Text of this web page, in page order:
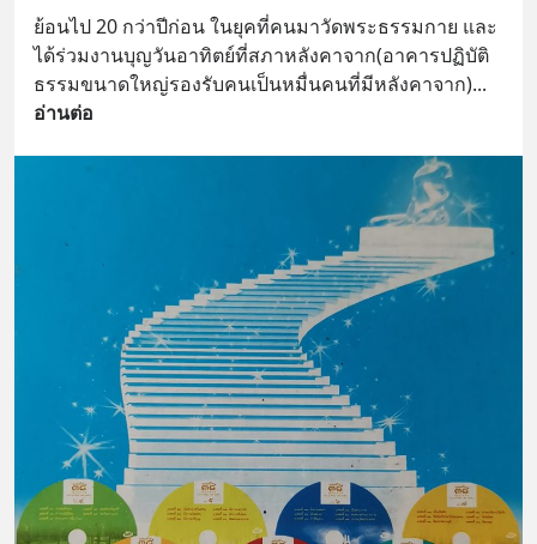
ย้อนไป 20 กว่าปีก่อน ในยุคที่คนมาวัดพระธรรมกาย และ
ได้ร่วมงานบุญวันอาทิตย์ที่สภาหลังคาจาก(อาคารปฏิบัติ
ธรรมขนาดใหญ่รองรับคนเป็นหมื่นคนที่มีหลังคาจาก)
อ่านต่อ